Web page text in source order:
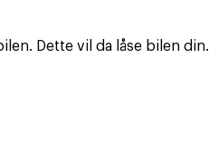
Dette vil da låse bilen din.